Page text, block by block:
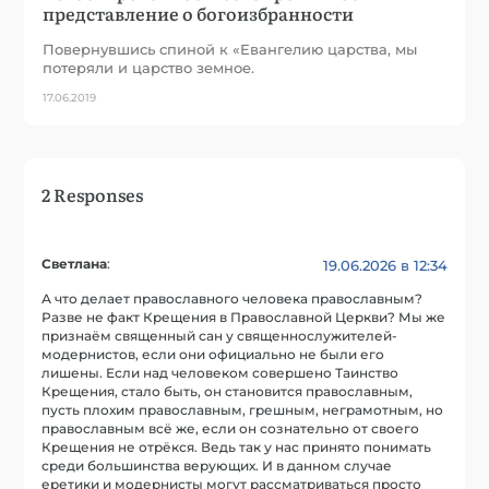
представление о богоизбранности
Повернувшись спиной к «Евангелию царства, мы
потеряли и царство земное.
17.06.2019
2 Responses
Светлана: 19.06.2026 в 12:34
А что делает православного человека православным?
Разве не факт Крещения в Православной Церкви? Мы же
признаём священный сан у священнослужителей-
модернистов, если они официально не были его
лишены. Если над человеком совершено Таинство
Крещения, стало быть, он становится православным,
пусть плохим православным, грешным, неграмотным, но
православным всё же, если он сознательно от своего
Крещения не отрёкся. Ведь так у нас принято понимать
среди большинства верующих. И в данном случае
еретики и модернисты могут рассматриваться просто